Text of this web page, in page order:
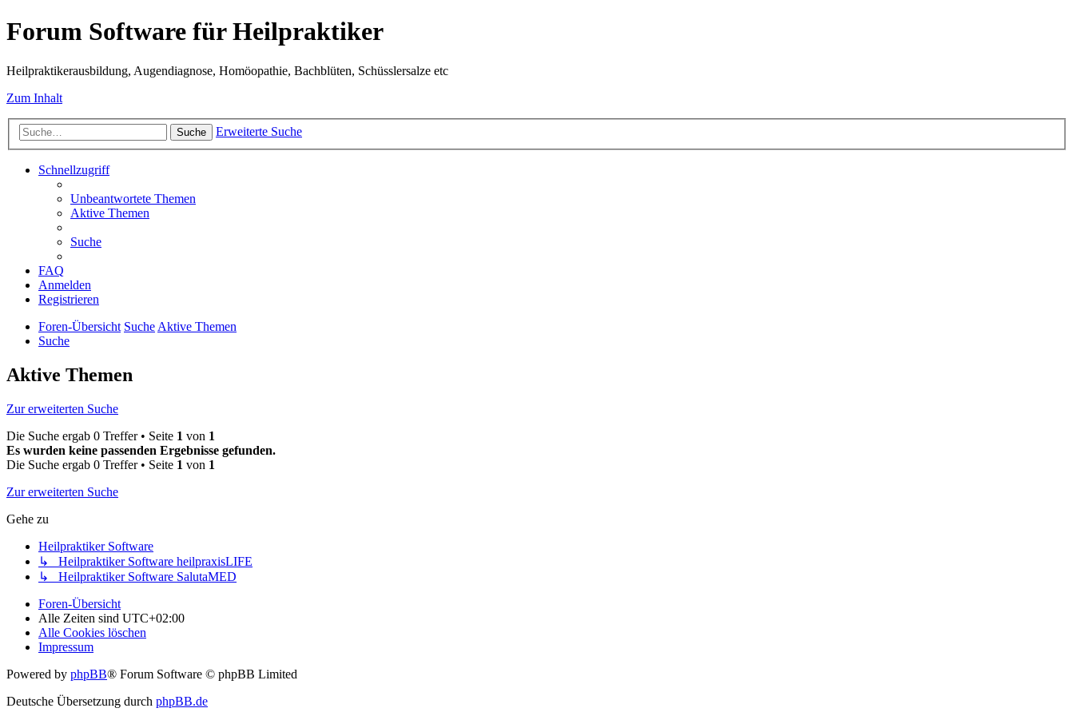
Forum Software für Heilpraktiker
Heilpraktikerausbildung, Augendiagnose, Homöopathie, Bachblüten, Schüsslersalze etc
Zum Inhalt
Suche Erweiterte Suche
Schnellzugriff
Unbeantwortete Themen
Aktive Themen
Suche
FAQ
Anmelden
Registrieren
Foren-Übersicht SucheAktive Themen
Suche
Aktive Themen
Zur erweiterten Suche
Die Suche ergab 0 Treffer • Seite 1 von 1
Es wurden keine passenden Ergebnisse gefunden.
Die Suche ergab 0 Treffer • Seite 1 von 1
Zur erweiterten Suche
Gehe zu
Heilpraktiker Software
↳ Heilpraktiker Software heilpraxisLIFE
↳ Heilpraktiker Software SalutaMED
Foren-Übersicht
Alle Zeiten sind UTC+02:00
Alle Cookies löschen
Impressum
Powered by phpBB® Forum Software © phpBB Limited
Deutsche Übersetzung durch phpBB.de